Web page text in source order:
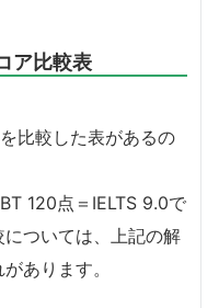
ア比較表
比較した表があるの
120点＝IELTS 9.0で
ついては、上記の解
あります。